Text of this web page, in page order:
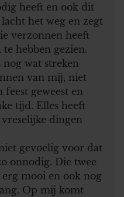
heeft en ook dit
het weg en zegt
verzonnen heeft
hebben gezien.
wat streken
van mij, niet
geweest en
tijd. Elles heeft
dingen
gevoelig voor dat
onnodig. Die twee
mooi en ook nog
Op mij komt